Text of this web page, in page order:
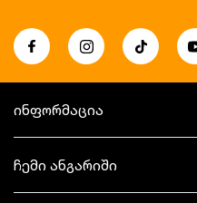
ინფორმაცია
ჩემი ანგარიში